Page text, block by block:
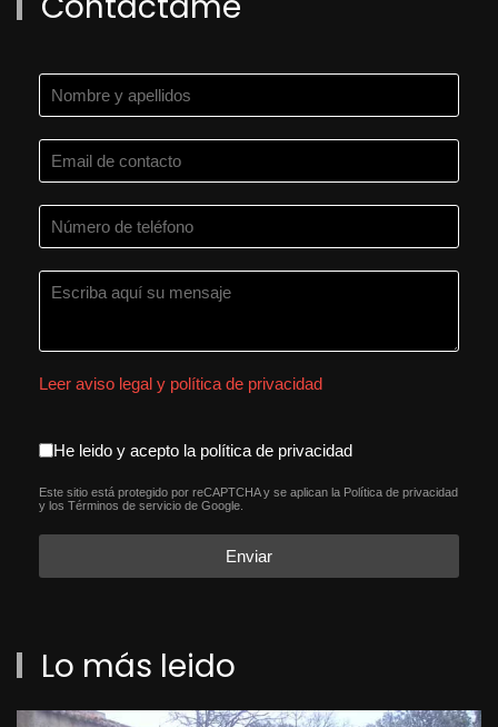
Leer aviso legal y política de privacidad
aceptacion política de
He leido y acepto la política de privacidad
reCAPTCHA*
Este sitio está protegido por reCAPTCHA y se aplican la Política de privacidad
y los Términos de servicio de Google.
Enviar
Lo más leido